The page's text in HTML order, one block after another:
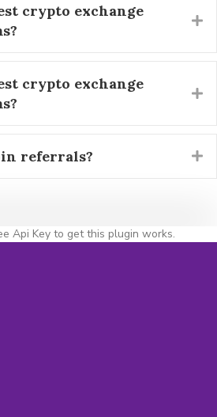
crypto exchange
crypto exchange
referrals?
Api Key to get this plugin works.